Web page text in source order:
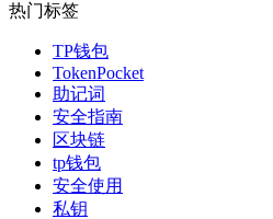
热门标签
TP钱包
TokenPocket
助记词
安全指南
区块链
tp钱包
安全使用
私钥